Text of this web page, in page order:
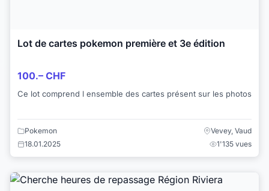
Lot de cartes pokemon première et 3e édition
100.– CHF
Ce lot comprend l ensemble des cartes présent sur les photos
Pokemon
Vevey, Vaud
18.01.2025
1'135 vues